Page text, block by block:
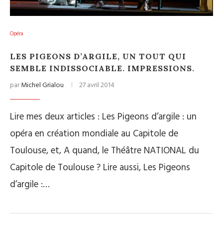
Opéra
LES PIGEONS D’ARGILE, UN TOUT QUI
SEMBLE INDISSOCIABLE. IMPRESSIONS.
parMichel Grialou 27 avril 2014
Lire mes deux articles : Les Pigeons d’argile : un
opéra en création mondiale au Capitole de
Toulouse, et, A quand, le Théâtre NATIONAL du
Capitole de Toulouse ? Lire aussi, Les Pigeons
d’argile :…